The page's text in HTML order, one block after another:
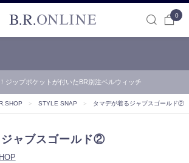
0
ジップポケットが付いたBR別注ベルウィッチ
＞ STYLE SNAP ＞ タマデが着るジャブスゴールド②
ジャブスゴールド②